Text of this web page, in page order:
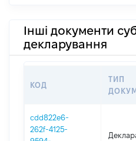
Інші документи
декларування
КОД
ТИП
cdd822e6-
262f-4125-